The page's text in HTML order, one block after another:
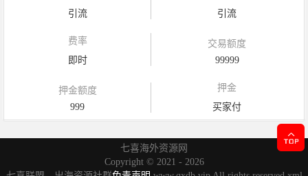
引流
引流
费率
即时
交易额度
99999
押金额度
999
押金
买家付
七喜海外资源网
Copyright © 2021 - 2026